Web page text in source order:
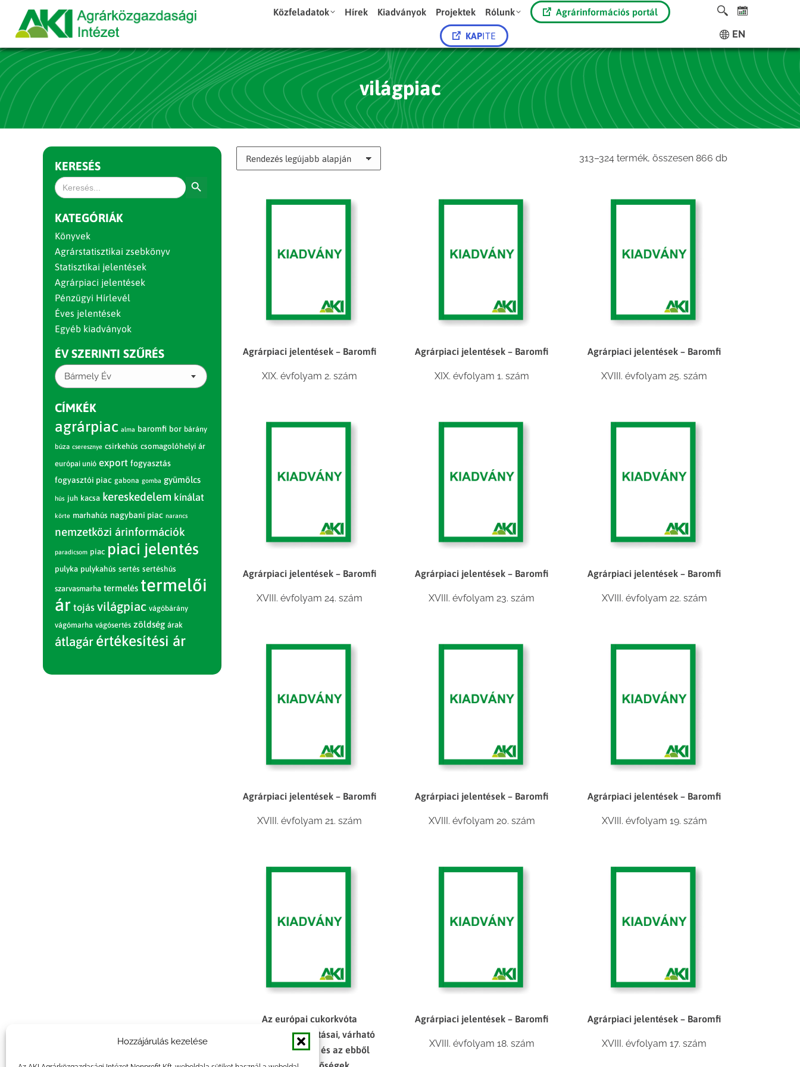
Hozzájárulás kezelése
Közfeladatok Hírek Kiadványok Projektek Rólunk Agrárinformációs portál
KAPITE EN
világpiac
313–324 termék, összesen 866 dbSorted
Agrárpiaci jelentések – Baromfi
XIX. évfolyam 2. szám
Agrárpiaci jelentések – Baromfi
XIX. évfolyam 1. szám
Agrárpiaci jelentések – Baromfi
XVIII. évfolyam 25. szám
Agrárpiaci jelentések – Baromfi
XVIII. évfolyam 24. szám
Agrárpiaci jelentések – Baromfi
XVIII. évfolyam 23. szám
Agrárpiaci jelentések – Baromfi
XVIII. évfolyam 22. szám
Agrárpiaci jelentések – Baromfi
XVIII. évfolyam 21. szám
Agrárpiaci jelentések – Baromfi
XVIII. évfolyam 20. szám
Agrárpiaci jelentések – Baromfi
XVIII. évfolyam 19. szám
Az európai cukorkvóta
kivezetésének hatásai, várható
következményei és az ebből
Agrárpiaci jelentések – Baromfi
XVIII. évfolyam 18. szám
Agrárpiaci jelentések – Baromfi
XVIII. évfolyam 17. szám
KERESÉS
Search
for:
KATEGÓRIÁK
Könyvek
Agrárstatisztikai zsebkönyv
Statisztikai jelentések
Agrárpiaci jelentések
Pénzügyi Hírlevél
Éves jelentések
Egyéb kiadványok
ÉV SZERINTI SZŰRÉS
Bármely Év
CÍMKÉK
agrárpiac alma baromfi bor bárány
búza cseresznye csirkehús csomagolóhelyi ár
európai unió export fogyasztás
fogyasztói piac gabona gomba gyümölcs
hús juh kacsa kereskedelem kínálat
körte marhahús nagybani piac narancs
nemzetközi árinformációk
paradicsom piac piaci jelentés
pulyka pulykahús sertés sertéshús
szarvasmarha termelés termelői
ár tojás világpiac vágóbárány
vágómarha vágósertés zöldség árak
átlagár értékesítési ár